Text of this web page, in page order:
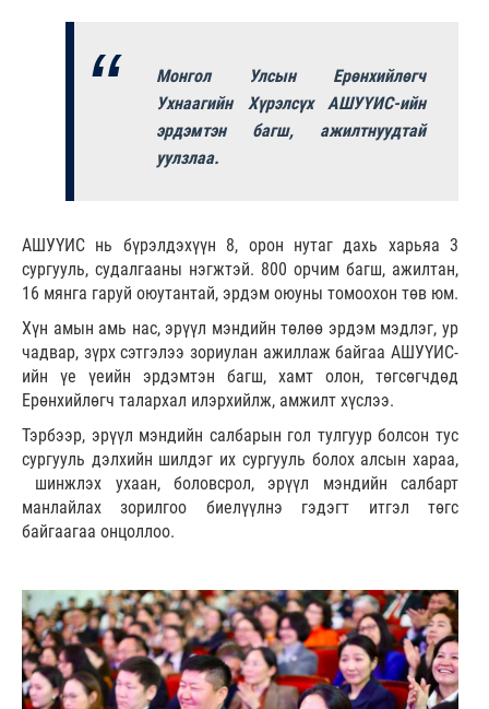
Монгол Улсын Ерөнхийлөгч
Ухнаагийн Хүрэлсүх АШУҮИС-ийн
эрдэмтэн багш, ажилтнуудтай
уулзлаа.
АШУҮИС нь бүрэлдэхүүн 8, орон нутаг дахь харьяа 3
сургууль, судалгааны нэгжтэй. 800 орчим багш, ажилтан,
16 мянга гаруй оюутантай, эрдэм оюуны томоохон төв юм.
Хүн амын амь нас, эрүүл мэндийн төлөө эрдэм мэдлэг, ур
чадвар, зүрх сэтгэлээ зориулан ажиллаж байгаа АШУҮИС-
ийн үе үеийн эрдэмтэн багш, хамт олон, төгсөгчдөд
Ерөнхийлөгч талархал илэрхийлж, амжилт хүслээ.
Тэрбээр, эрүүл мэндийн салбарын гол тулгуур болсон тус
сургууль дэлхийн шилдэг их сургууль болох алсын хараа,
шинжлэх ухаан, боловсрол, эрүүл мэндийн салбарт
манлайлах зорилгоо биелүүлнэ гэдэгт итгэл төгс
байгаагаа онцоллоо.